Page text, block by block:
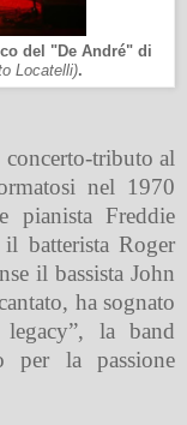
del "De André" di
Locatelli).
tributo al
nel 1970
pianista Freddie
batterista Roger
il bassista John
ha sognato
la band
per la passione